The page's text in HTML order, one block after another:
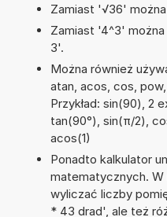
Zamiast '√36'
Zamiast '4^3'
3'.
Można również
atan, acos, cos,
Przykład: sin(90), 2
tan(90°), sin(π/2),
acos(1)
Ponadto kalkulator
matematycznych. W
wyliczać liczby
* 43 drad', ale też